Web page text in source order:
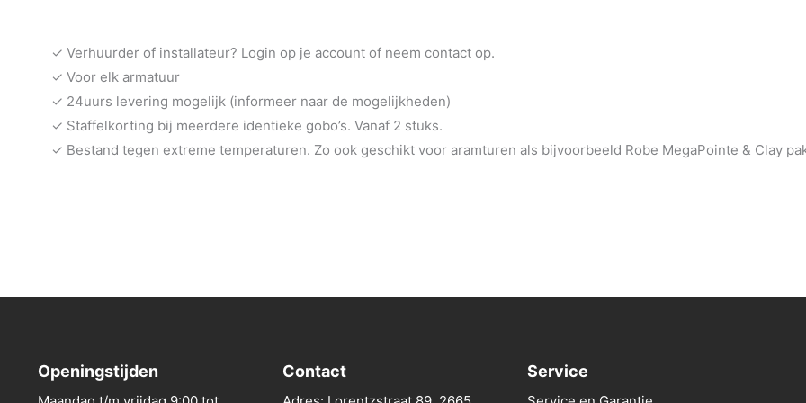
✓ Verhuurder of installateur? Login op je account of neem contact op.
✓ Voor elk armatuur
✓ 24uurs levering mogelijk (informeer naar de mogelijkheden)
✓ Staffelkorting bij meerdere identieke gobo’s. Vanaf 2 stuks.
✓ Bestand tegen extreme temperaturen. Zo ook geschikt voor aramturen als bijvoorbeeld Robe MegaPointe & Clay
Openingstijden Contact Service